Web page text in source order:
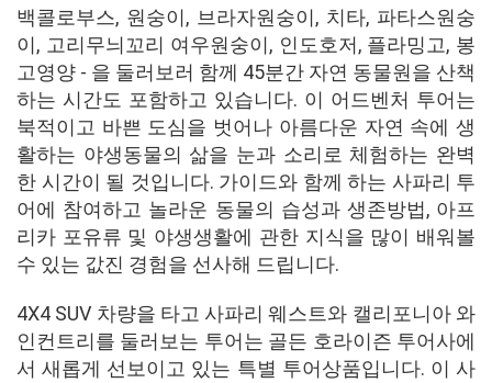
백콜로부스, 원숭이, 브라자원숭이, 치타, 파타스원숭
이, 고리무늬꼬리 여우원숭이, 인도호저, 플라밍고, 봉
고영양 - 을 둘러보러 함께 45분간 자연 동물원을 산책
하는 시간도 포함하고 있습니다. 이 어드벤처 투어는
북적이고 바쁜 도심을 벗어나 아름다운 자연 속에 생
활하는 야생동물의 삶을 눈과 소리로 체험하는 완벽
한 시간이 될 것입니다. 가이드와 함께 하는 사파리 투
어에 참여하고 놀라운 동물의 습성과 생존방법, 아프
리카 포유류 및 야생생활에 관한 지식을 많이 배워볼
수 있는 값진 경험을 선사해 드립니다.
4X4 SUV 차량을 타고 사파리 웨스트와 캘리포니아 와
인컨트리를 둘러보는 투어는 골든 호라이즌 투어사에
서 새롭게 선보이고 있는 특별 투어상품입니다. 이 사